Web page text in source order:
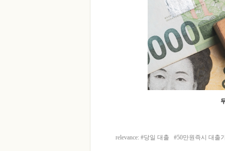
relevance: #당일 대출 #50만원즉시 대출